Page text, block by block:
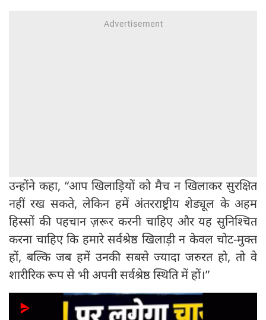
उन्होंने कहा, “आप खिलाड़ियों को मैच न खिलाकर सुरक्षित
नहीं रख सकते, लेकिन हमें अंतरराष्ट्रीय शेड्यूल के अहम
हिस्सों की पहचान ज़रूर करनी चाहिए और यह सुनिश्चित
करना चाहिए कि हमारे सर्वश्रेष्ठ खिलाड़ी न केवल चोट-मुक्त
हों, बल्कि जब हमें उनकी सबसे ज्यादा जरुरत हो, तो वे
शारीरिक रूप से भी अपनी सर्वश्रेष्ठ स्थिति में हों।”